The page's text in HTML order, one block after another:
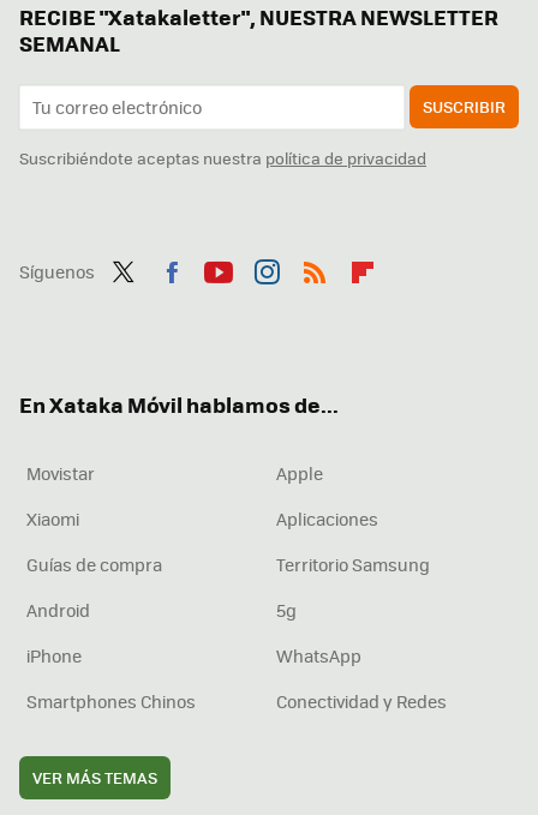
RECIBE "Xatakaletter", NUESTRA NEWSLETTER
SEMANAL
SUSCRIBIR
Suscribiéndote aceptas nuestra política de privacidad
Síguenos
En Xataka Móvil hablamos de...
Movistar
Apple
Xiaomi
Aplicaciones
Guías de compra
Territorio Samsung
Android
5g
iPhone
WhatsApp
Smartphones Chinos
Conectividad y Redes
VER MÁS TEMAS